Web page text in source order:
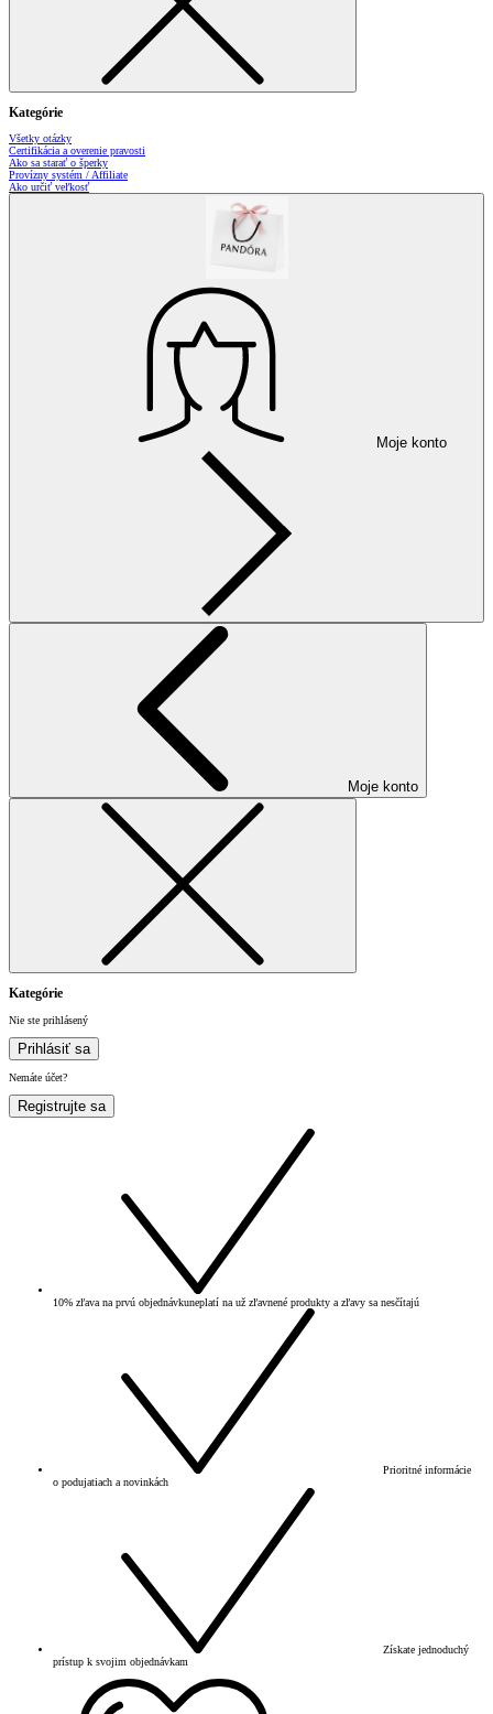
Kategórie
Všetky otázky
Certifikácia a overenie pravosti
Ako sa starať o šperky
Provízny systém / Affiliate
Ako určiť veľkosť
Moje konto
Moje konto
Kategórie
Nie ste prihlásený
Prihlásiť sa
Nemáte účet?
Registrujte sa
10% zľava na prvú objednávkuneplatí na už zľavnené produkty a zľavy sa nesčítajú
Prioritné informácie
o podujatiach a novinkách
Získate jednoduchý
prístup k svojim objednávkam